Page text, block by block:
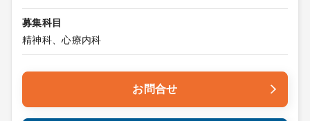
募集科目
精神科、心療内科
お問合せ